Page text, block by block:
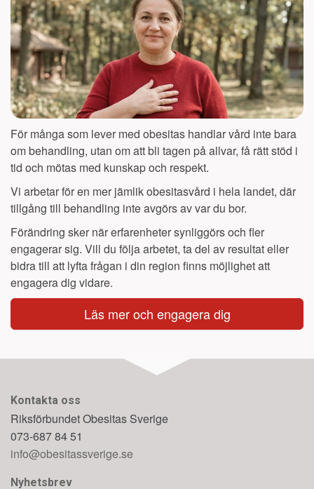
För många som lever med obesitas handlar vård inte bara
om behandling, utan om att bli tagen på allvar, få rätt stöd i
tid och mötas med kunskap och respekt.
Vi arbetar för en mer jämlik obesitasvård i hela landet, där
tillgång till behandling inte avgörs av var du bor.
Förändring sker när erfarenheter synliggörs och fler
engagerar sig. Vill du följa arbetet, ta del av resultat eller
bidra till att lyfta frågan i din region finns möjlighet att
engagera dig vidare.
Läs mer och engagera dig
Kontakta oss
Riksförbundet Obesitas Sverige
073-687 84 51
info@obesitassverige.se
Nyhetsbrev